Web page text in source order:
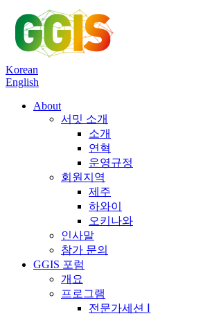
Korean
English
About
서밋 소개
소개
연혁
운영규정
회원지역
제주
하와이
오키나와
인사말
참가 문의
GGIS 포럼
개요
프로그램
전문가세션 Ⅰ